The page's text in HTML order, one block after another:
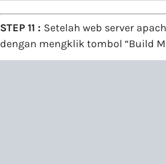
STEP 11 : Setelah web server
dengan mengklik tombol “Build